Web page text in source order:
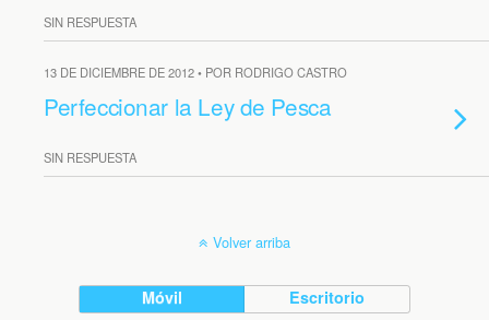
SIN RESPUESTA
13 DE DICIEMBRE DE 2012 • POR RODRIGO CASTRO
Perfeccionar la Ley de Pesca
SIN RESPUESTA
Volver arriba
Móvil Escritorio